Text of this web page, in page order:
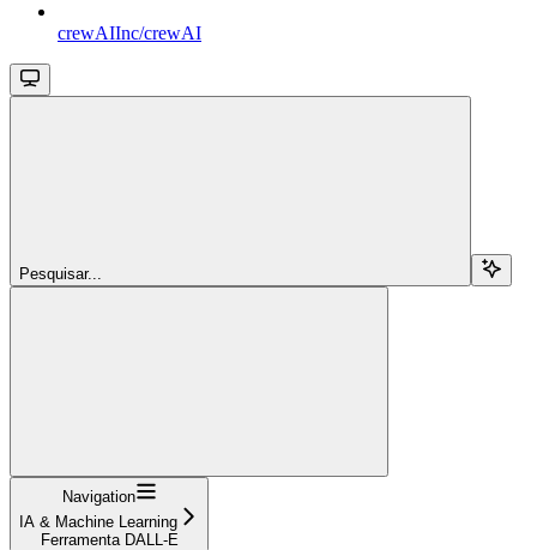
crewAIInc/crewAI
Pesquisar...
Navigation
IA & Machine Learning
Ferramenta DALL-E